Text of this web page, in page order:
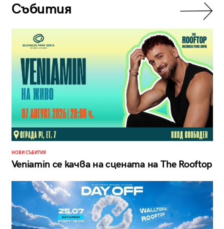
Събития
НОВИ СЪБИТИЯ
Veniamin се качва на сцената на The Rooftop